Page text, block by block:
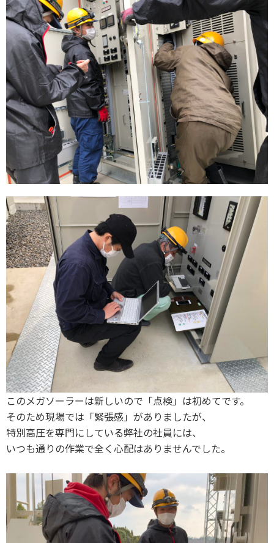
このメガソーラーは新しいので「点検」は初めてです。
そのため現場では「緊張感」がありましたが、
特別高圧を専門にしている弊社の社員には、
いつも通りの作業で全く心配はありませんでした。